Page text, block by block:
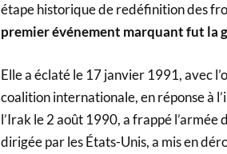
étape historique de redéfinition des
premier événement marquant fut la
Elle a éclaté le 17 janvier 1991, avec
coalition internationale, en réponse à
l’Irak le 2 août 1990, a frappé l’armée
dirigée par les États-Unis, a mis en